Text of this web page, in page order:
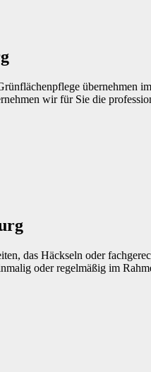
übernehmen
wir für Sie die
das Häckseln oder
oder regelmäßig im